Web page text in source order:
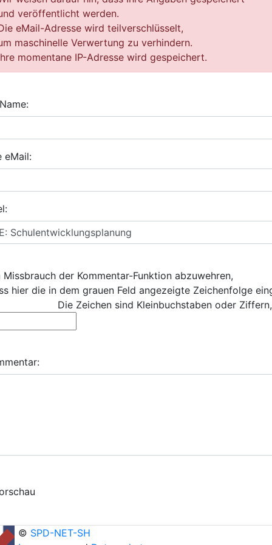
veröffentlicht werden.
eMail-Adresse wird teilverschlüsselt,
maschinelle Verwertung zu verhindern.
momentane IP-Adresse wird gespeichert.
eMail:
Missbrauch der Kommentar-Funktion abzuwehren,
hier die in dem grauen Feld angezeigte Zeichenfolge
Die Zeichen sind Kleinbuchstaben oder
© SPD-NET-SH